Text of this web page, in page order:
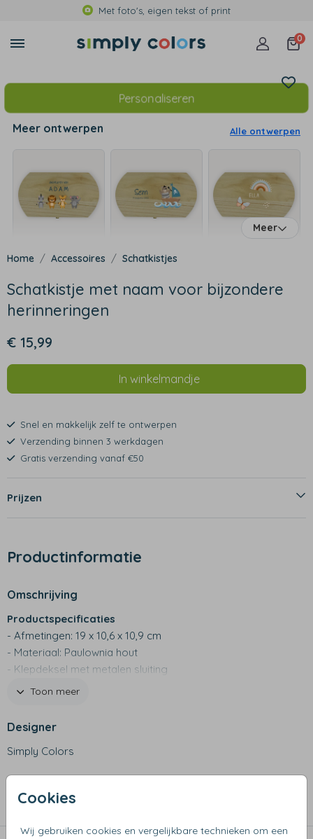
Met foto's, eigen tekst of print
0
Cookies
Wij gebruiken cookies en vergelijkbare technieken om een
Personaliseren
Meer ontwerpen Alle ontwerpen
Meer
Accessoires Schatkistjes
Schatkistje met naam voor bijzondere
herinneringen
€ 15,99
In winkelmandje
Snel en makkelijk zelf te ontwerpen
Verzending binnen 3 werkdagen
Gratis verzending vanaf €50
Prijzen
Productinformatie
Omschrijving
Productspecificaties
- Afmetingen: 19 x 10,6 x 10,9 cm
- Materiaal: Paulownia hout
- Klepdeksel met metalen sluiting
- Handig om bijvoorbeeld sieraden of herinneringen in te
Toon meer
Designer
Simply Colors
Collectie
Schatkistjes